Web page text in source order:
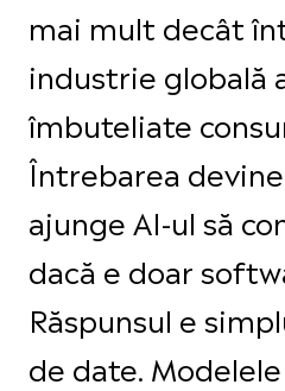
mai mult decât
industrie globală
îmbuteliate
Întrebarea
ajunge AI-ul să
dacă e doar
Răspunsul e
de date.